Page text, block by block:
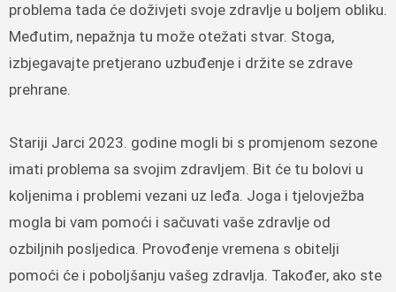
problema tada će doživjeti svoje zdravlje u boljem obliku.
Međutim, nepažnja tu može otežati stvar. Stoga,
izbjegavajte pretjerano uzbuđenje i držite se zdrave
prehrane.
Stariji Jarci 2023. godine mogli bi s promjenom sezone
imati problema sa svojim zdravljem. Bit će tu bolovi u
koljenima i problemi vezani uz leđa. Joga i tjelovježba
mogla bi vam pomoći i sačuvati vaše zdravlje od
ozbiljnih posljedica. Provođenje vremena s obitelji
pomoći će i poboljšanju vašeg zdravlja. Također, ako ste